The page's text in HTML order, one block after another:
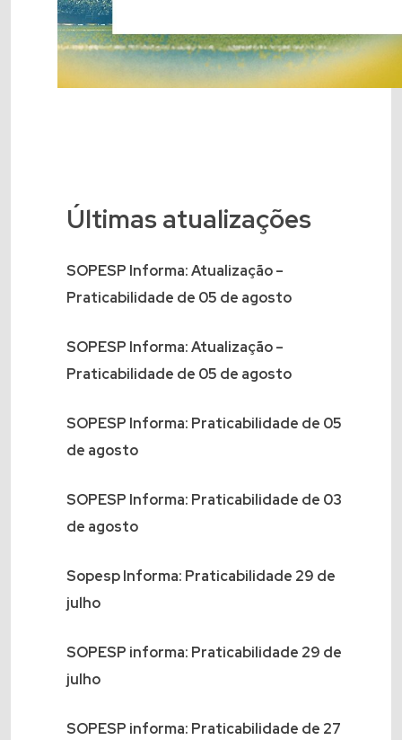
Últimas atualizações
SOPESP Informa: Atualização –
Praticabilidade de 05 de agosto
SOPESP Informa: Atualização –
Praticabilidade de 05 de agosto
SOPESP Informa: Praticabilidade de 05
de agosto
SOPESP Informa: Praticabilidade de 03
de agosto
Sopesp Informa: Praticabilidade 29 de
julho
SOPESP informa: Praticabilidade 29 de
julho
SOPESP informa: Praticabilidade de 27